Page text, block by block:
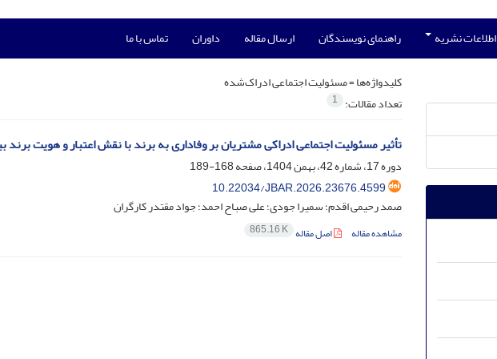
اطلاعات نشریه راهنمای نویسندگان ارسال مقاله داوران تماس با ما
کلیدواژه‌ها =مسئولیت اجتماعی ادراک‌شده
تعداد مقالات: 1
تأثیر مسئولیت اجتماعی ادراکی مشتریان بر وفاداری به برند با نقش اعتبار و هویت برند
دوره 17، شماره 42، بهمن 1404، صفحه
168-189
10.22034/JBAR.2026.23676.4599
صمد رحیمی اقدم؛ سمیرا جودی؛ علی صباح احمد؛ جواد مقتدر کارگران
مشاهده مقاله اصل مقاله 865.16 K